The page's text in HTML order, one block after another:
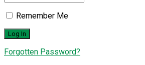
Remember Me
Forgotten Password?